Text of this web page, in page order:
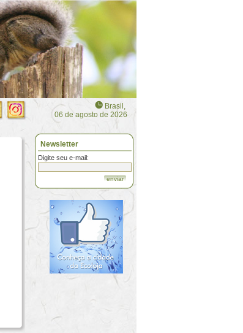
Brasil,
06 de agosto de 2026
Newsletter
Digite seu e-mail:
enviar